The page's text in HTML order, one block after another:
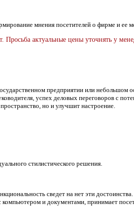
мнения посетителей о фирме и ее
Просьба актуальные цены уточнять у
предприятии или небольшом
успех деловых переговоров с
но и улучшит настроение.
стилистического решения.
сведет на нет эти
и документами, принимает